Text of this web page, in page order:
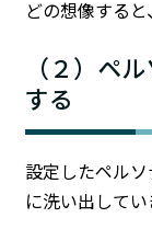
どの想像する
（２）ペ
する
設定したペル
に洗い出してい